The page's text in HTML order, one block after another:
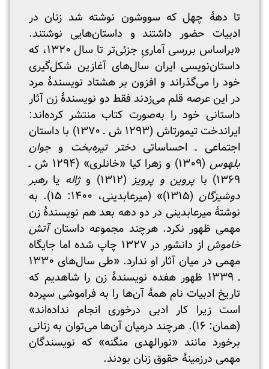
تا دهۀ چهل که سووشون نوشته شد زنان در
ادبیات حضور داشتند و داستان‌هایی نوشتند.
«براساس بررسی آماریِ جزئی‌تر تا سال ۱۳۲۰، که
داستان‌نویسی ایران سال‌های آغازین شکل‌گیری
خود را می‌گذراند و افزون بر هشتاد نویسندۀ مرد
در این عرصه قلم می‌زدند فقط دو نویسندۀ زن آثار
داستانی خود را به‌صورت کتاب منتشر کرده‌اند:
ایراندخت تیمورتاش (۱۲۹۳ ش ـ ۱۳۷۰) با داستان
اجتماعی ـ احساساتیدختر تیره‌بخت وجوان
بلهوس
(۱۳۰۹) و زهرا کیا «خانلری» (۱۲۹۴ ش ـ
۱۳۶۹) با
پروین و پرویز(۱۳۱۲) و ژاله یا رهبر
دوشیزگان
(۱۳۱۵)» (میرعابدینی، ۱۴۰۰: ۱۵). به
نوشتۀ میرعابدینی در دو دهه بعد هم نویسندۀ زن
مهمی ظهور نکرد. هرچند مجموعه داستانآتش
خاموش
از دانشور در ۱۳۲۷ چاپ شده اما جایگاه
مهمی در میان آثار او ندارد. «طی سال‌های ۱۳۳۰
ـ ۱۳۳۹ ظهور هفده نویسندۀ زن را شاهدیم که
تاریخ ادبیات نام همۀ آن‌ها را به فراموشی سپرده
است زیرا کار ادبی درخوری انجام نداده‌اند»
(همان: ۱۶). هرچند درمیان آن‌‌ها می‌توان به زنانی
برخورد مانند «نورالهدی منگنه» که نویسندگان
مهمی درزمینۀ حقوق زنان بودند.